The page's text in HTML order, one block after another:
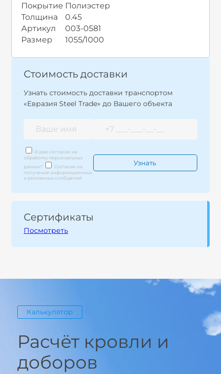
Покрытие Полиэстер
Толщина
0.45
Артикул
003-0581
Размер
1055/1000
Стоимость доставки
Узнать стоимость доставки транспортом
«Евразия Steel Trade» до Вашего объекта
Я даю согласие на
обработку персональных
данных*
Согласие на
получение информационных
и рекламных сообщений
Сертификаты
Посмотреть
Калькулятор
Расчёт кровли и
доборов